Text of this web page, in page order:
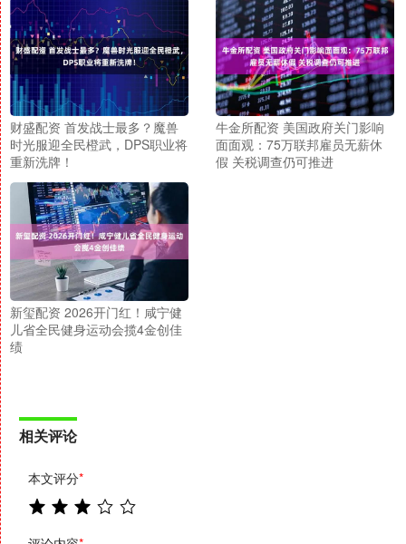
财盛配资 首发战士最多？魔兽
时光服迎全民橙武，DPS职业将
重新洗牌！
牛金所配资 美国政府关门影响
面面观：75万联邦雇员无薪休
假 关税调查仍可推进
新玺配资 2026开门红！咸宁健
儿省全民健身运动会揽4金创佳
绩
相关评论
本文评分*